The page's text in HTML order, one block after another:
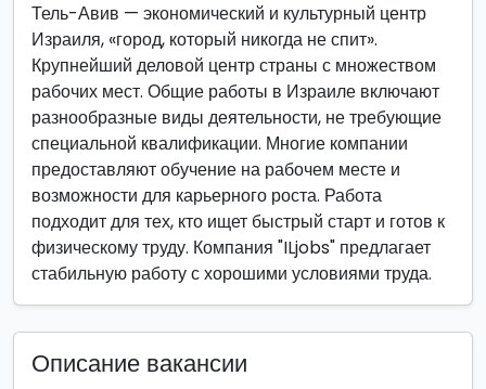
Тель-Авив — экономический и культурный центр
Израиля, «город, который никогда не спит».
Крупнейший деловой центр страны с множеством
рабочих мест. Общие работы в Израиле включают
разнообразные виды деятельности, не требующие
специальной квалификации. Многие компании
предоставляют обучение на рабочем месте и
возможности для карьерного роста. Работа
подходит для тех, кто ищет быстрый старт и готов к
физическому труду. Компания "ILjobs" предлагает
стабильную работу с хорошими условиями труда.
Описание вакансии